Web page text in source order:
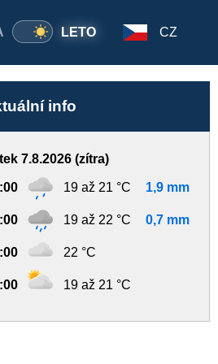
LETO CZ
info
7.8.2026 (zítra)
19 až 21 °C 1,9 mm
19 až 22 °C 0,7 mm
22 °C
19 až 21 °C